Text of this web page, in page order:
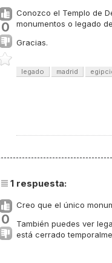
0
Conozco el Templo de
monumentos o legado
Gracias.
legado madrid
1 respuesta:
0
Creo que el único
También puedes ver
está cerrado